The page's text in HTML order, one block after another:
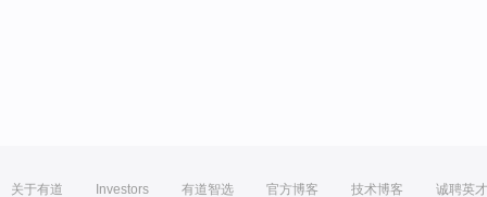
关于有道 Investors 有道智选 官方博客 技术博客 诚聘英才